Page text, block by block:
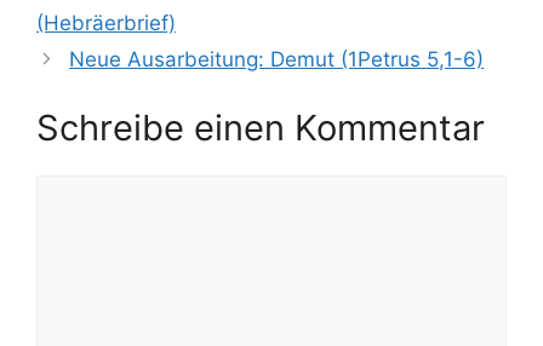
(Hebräerbrief)
Neue Ausarbeitung: Demut (1Petrus 5,1-6)
Schreibe einen Kommentar